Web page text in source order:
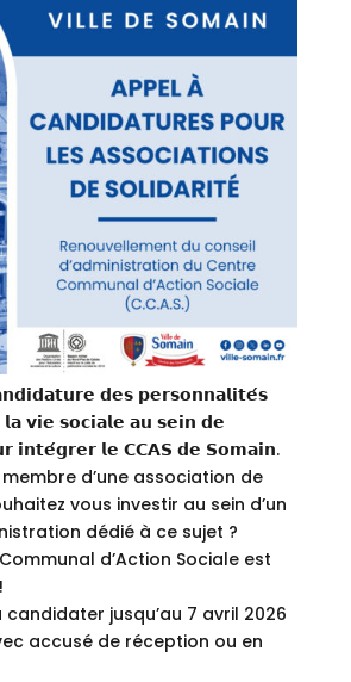
𝗱𝗲𝘀 𝗽𝗲𝗿𝘀𝗼𝗻𝗻𝗮𝗹𝗶𝘁𝗲́𝘀
𝗹𝗮 𝘃𝗶𝗲 𝘀𝗼𝗰𝗶𝗮𝗹𝗲 𝗮𝘂 𝘀𝗲𝗶𝗻 𝗱𝗲
𝗹𝗲 𝗖𝗖𝗔𝗦 𝗱𝗲 𝗦𝗼𝗺𝗮𝗶𝗻.
d’une association de
vous investir au sein d’un
dédié à ce sujet ?
d’Action Sociale est
candidater jusqu’au 7 avril 2026
accusé de réception ou en